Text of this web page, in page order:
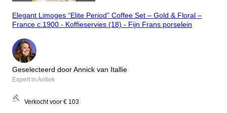
Elegant Limoges “Elite Period” Coffee Set – Gold & Floral –
France c.1900 - Koffieservies (18) - Fijn Frans porselein
Geselecteerd door Annick van Itallie
Expert in Antiek
Verkocht voor € 103